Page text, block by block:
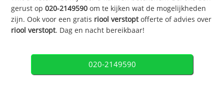
gerust op020-2149590 om te kijken wat de mogelijkheden
zijn. Ook voor een gratis riool verstoptofferte of advies over
riool verstopt. Dag en nacht bereikbaar!
020-2149590